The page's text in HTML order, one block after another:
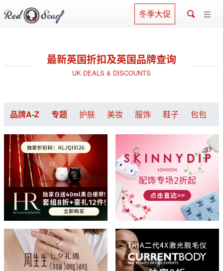
冬季大促
最新英国折扣及英国品牌查询
UK DEALS & DISCOUNTS
品牌A-Z 专题 护肤 美妆 服饰 鞋子 包包